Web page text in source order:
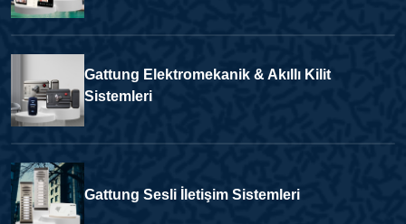
Gattung Elektromekanik & Akıllı Kilit
Sistemleri
Gattung Sesli İletişim Sistemleri